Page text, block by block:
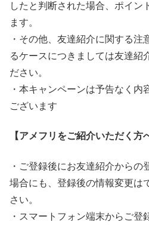
したと判断された場合、ポイン
ます。
・その他、友達紹介に関する注
るケースにつきましては友達紹
ださい。
・本キャンペーンは予告なく
ございます
【アメフリをご紹介いただく方
・ご登録後にお友達紹介からの
場合にも、登録後の情報変更は
さい。
・スマートフォン端末からご